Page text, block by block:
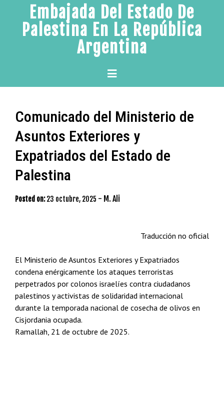
content
Embajada Del Estado De
Palestina En La República
Argentina
Primary
Menu
Comunicado del Ministerio de
Asuntos Exteriores y
Expatriados del Estado de
Palestina
Posted on: 23 octubre, 2025 - M. Ali
Traducción no oficial
El Ministerio de Asuntos Exteriores y Expatriados
condena enérgicamente los ataques terroristas
perpetrados por colonos israelíes contra ciudadanos
palestinos y activistas de solidaridad internacional
durante la temporada nacional de cosecha de olivos en
Cisjordania ocupada.
Ramallah, 21 de octubre de 2025.